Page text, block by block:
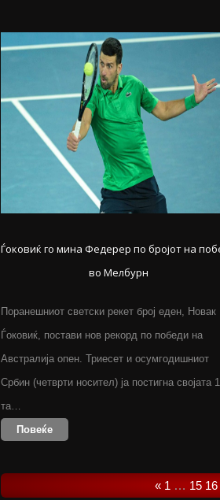
Ѓоковиќ го мина Федерер по бројот на
во Мелбурн
Поранешниот светски рекет број еден, Новак
Ѓоковиќ, постави нов рекорд по победи на
Австралија опен. Триесет и осумгодишниот
Србин (четврти носител) ја постигна својата
та…
Повеќе
« 1 … 15 16